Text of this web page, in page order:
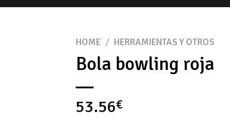
HOME / HERRAMIENTAS Y OTROS
Bola bowling roja
53.56€